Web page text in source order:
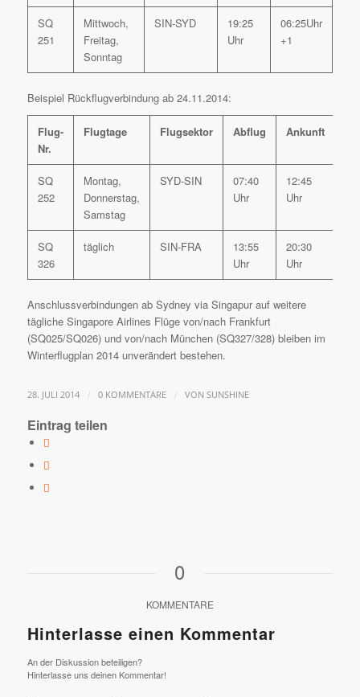
SQ
251
Mittwoch,
Freitag,
Sonntag
SIN-SYD
19:25
Uhr
06:25Uhr
+1
Beispiel Rückflugverbindung ab 24.11.2014:
Flug-
Nr.
Flugtage Flugsektor Abflug Ankunft
SQ
252
Montag,
Donnerstag,
Samstag
SYD-SIN
07:40
Uhr
12:45
Uhr
SQ
326
täglich SIN-FRA
13:55
Uhr
20:30
Uhr
Anschlussverbindungen ab Sydney via Singapur auf weitere
tägliche Singapore Airlines Flüge von/nach Frankfurt
(SQ025/SQ026) und von/nach München (SQ327/328) bleiben im
Winterflugplan 2014 unverändert bestehen.
28. JULI 2014 / 0 KOMMENTARE / VON SUNSHINE
Eintrag teilen
0
KOMMENTARE
Hinterlasse einen Kommentar
An der Diskussion beteiligen?
Hinterlasse uns deinen Kommentar!